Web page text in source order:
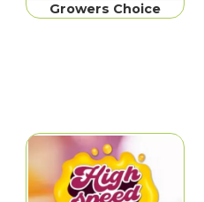
Growers Choice